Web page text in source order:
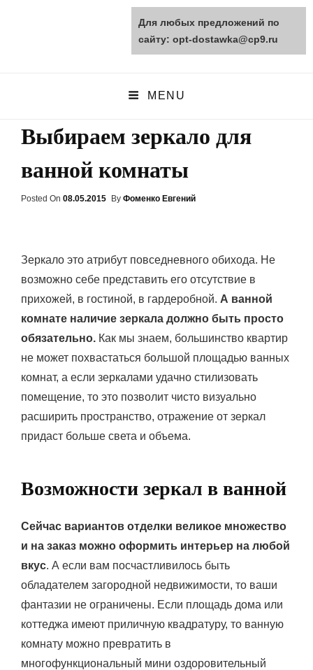
opt-dostawka.ru
MENU
Выбираем зеркало для
ванной комнаты
Posted On Posted
08.05.2015 By Фоменко Евгений
Зеркало это атрибут повседневного обихода. Не
возможно себе представить его отсутствие в
прихожей, в гостиной, в гардеробной. А ванной
комнате наличие зеркала должно быть просто
обязательно. Как мы знаем, большинство квартир
не может похвастаться большой площадью ванных
комнат, а если зеркалами удачно стилизовать
помещение, то это позволит чисто визуально
расширить пространство, отражение от зеркал
придаст больше света и объема.
Возможности зеркал в ванной
Сейчас вариантов отделки великое множество
и на заказ можно оформить интерьер на любой
вкус. А если вам посчастливилось быть
обладателем загородной недвижимости, то ваши
фантазии не ограничены. Если площадь дома или
коттеджа имеют приличную квадратуру, то ванную
комнату можно превратить в
многофункциональный мини оздоровительный
Для любых предложений по
сайту: opt-dostawka@cp9.ru